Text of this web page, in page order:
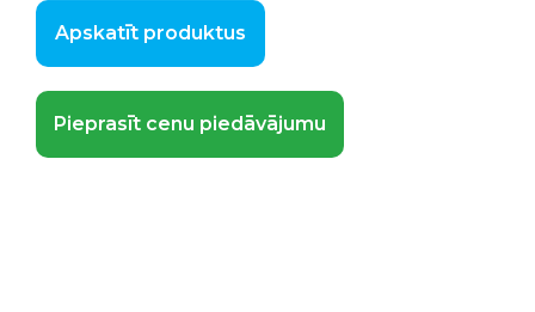
Apskatīt produktus
Pieprasīt cenu piedāvājumu